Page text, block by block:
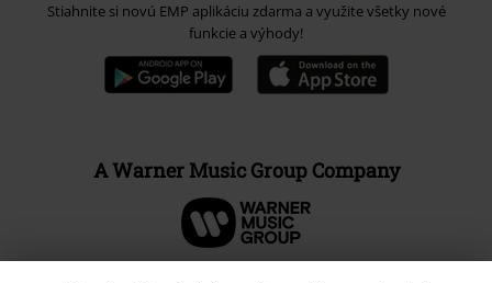
Stiahnite si novú EMP aplikáciu zdarma a využite všetky nové
funkcie a výhody!
A Warner Music Group Company